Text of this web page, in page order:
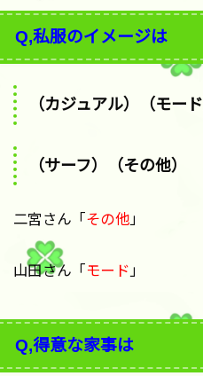
Q,私服のイメージは
（カジュアル）（モー
（サーフ）（その他）
二宮さん「その他 」
山田さん「モード 」
Q,得意な家事は